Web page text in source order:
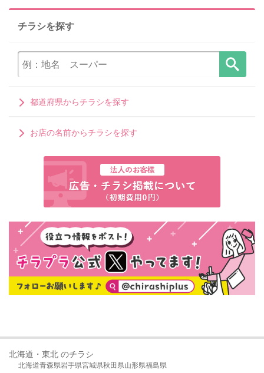
チラシを探す
都道府県からチラシを探す
お店の名前からチラシを探す
北海道・東北 のチラシ
北海道青森県岩手県宮城県秋田県山形県福島県